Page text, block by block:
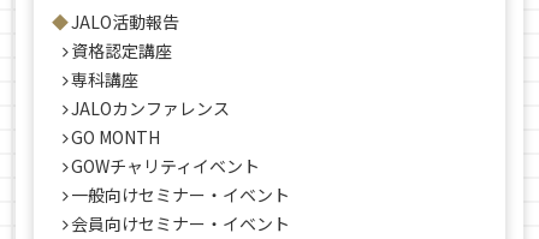
JALO活動報告
資格認定講座
専科講座
JALOカンファレンス
GO MONTH
GOWチャリティイベント
一般向けセミナー・イベント
会員向けセミナー・イベント